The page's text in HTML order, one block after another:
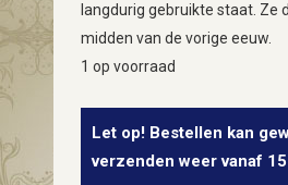
langdurig gebruikte staat. Ze
midden van de vorige eeuw.
1 op voorraad
Let op! Bestellen kan
verzenden weer vanaf